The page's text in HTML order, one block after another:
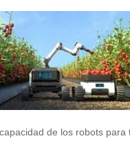
de los robots